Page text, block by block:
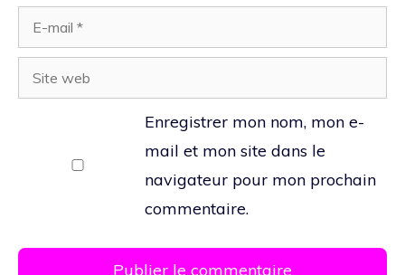
mail
Site
web
Enregistrer mon nom, mon e-
mail et mon site dans le
navigateur pour mon prochain
commentaire.